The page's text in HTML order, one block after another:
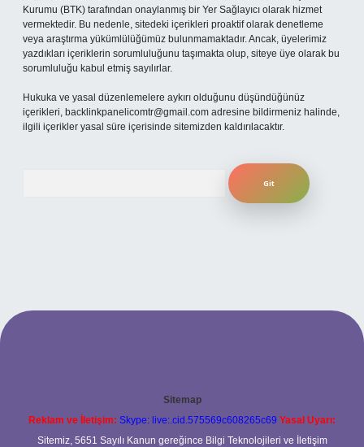
Kurumu (BTK) tarafından onaylanmış bir Yer Sağlayıcı olarak hizmet
vermektedir. Bu nedenle, sitedeki içerikleri proaktif olarak denetleme
veya araştırma yükümlülüğümüz bulunmamaktadır. Ancak, üyelerimiz
yazdıkları içeriklerin sorumluluğunu taşımakta olup, siteye üye olarak bu
sorumluluğu kabul etmiş sayılırlar.
Hukuka ve yasal düzenlemelere aykırı olduğunu düşündüğünüz
içerikleri, backlinkpanelicomtr@gmail.com adresine bildirmeniz halinde,
ilgili içerikler yasal süre içerisinde sitemizden kaldırılacaktır.
Sitemap
Reklam ve İletişim: Skype: live:.cid.575569c608265c69 Yasal Uyarı:
Sitemiz, 5651 Sayılı Kanun gereğince Bilgi Teknolojileri ve İletişim